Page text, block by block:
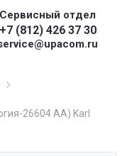
Сервисный отдел
+7 (812) 426 37 30
26604 АА) Karl